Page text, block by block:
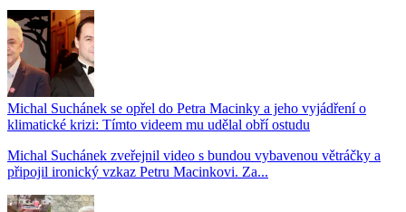
Michal Suchánek se opřel do Petra Macinky a jeho vyjádření o
klimatické krizi: Tímto videem mu udělal obří ostudu
Michal Suchánek zveřejnil video s bundou vybavenou větráčky a
připojil ironický vzkaz Petru Macinkovi. Za...